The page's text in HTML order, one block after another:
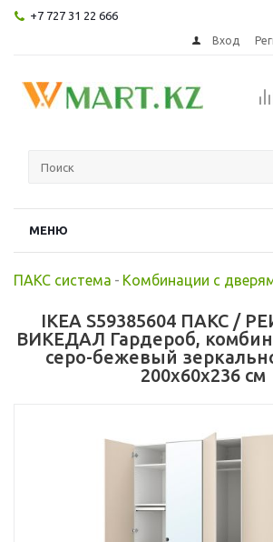
+7 727 31 22 666
Вход
МЕНЮ
ПАКС система - Комбинации с
IKEA S59385604 ПАКС /
ВИКЕДАЛ Гардероб,
серо-бежевый
200x60x236 см